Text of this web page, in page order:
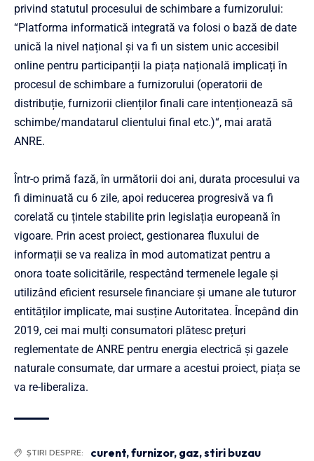
privind statutul procesului de schimbare a furnizorului:
“Platforma informatică integrată va folosi o bază de date
unică la nivel național și va fi un sistem unic accesibil
online pentru participanții la piața națională implicați în
procesul de schimbare a furnizorului (operatorii de
distribuție, furnizorii clienților finali care intenționează să
schimbe/mandatarul clientului final etc.)“, mai arată
ANRE.
Într-o primă fază, în următorii doi ani, durata procesului va
fi diminuată cu 6 zile, apoi reducerea progresivă va fi
corelată cu țintele stabilite prin legislația europeană în
vigoare. Prin acest proiect, gestionarea fluxului de
informații se va realiza în mod automatizat pentru a
onora toate solicitările, respectând termenele legale și
utilizând eficient resursele financiare și umane ale tuturor
entităților implicate, mai susține Autoritatea. Începând din
2019, cei mai mulți consumatori plătesc prețuri
reglementate de ANRE pentru energia electrică și gazele
naturale consumate, dar urmare a acestui proiect, piața se
va re-liberaliza.
ȘTIRI DESPRE: curent,furnizor, gaz,stiri buzau